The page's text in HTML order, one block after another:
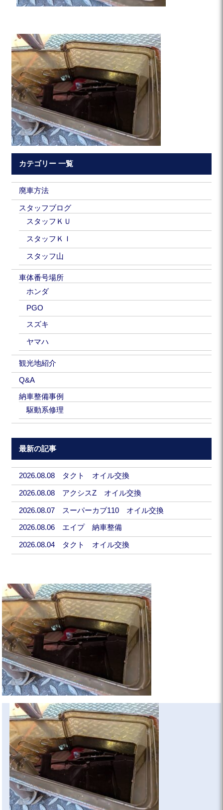
カテゴリー 一覧
廃車方法
スタッフブログ
スタッフＫＵ
スタッフＫＩ
スタッフ山
車体番号場所
ホンダ
PGO
スズキ
ヤマハ
観光地紹介
Q&A
納車整備事例
駆動系修理
最新の記事
2026.08.08 タクト オイル交換
2026.08.08 アクシスZ オイル交換
2026.08.07 スーパーカブ110 オイル交換
2026.08.06 エイプ 納車整備
2026.08.04 タクト オイル交換